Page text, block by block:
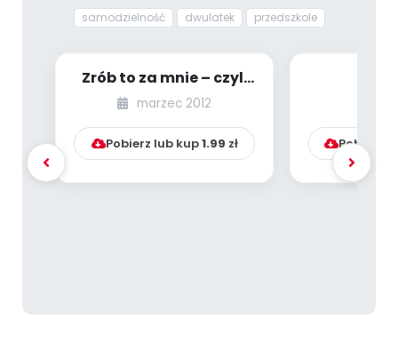
samodzielność dwulatek przedszkole
Zrób to za mnie – czyli
niesamodzielne
marzec 2012
Pobierz lub kup1.99 zł Pobierz